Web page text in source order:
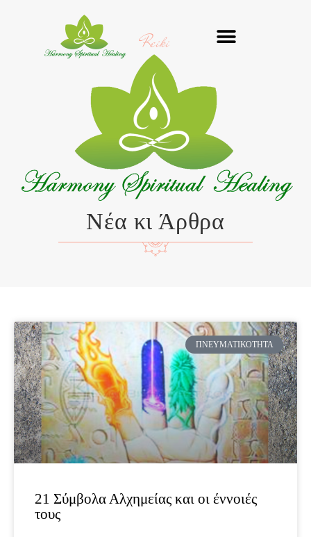
Reiki
Νέα κι Άρθρα
ΠΝΕΥΜΑΤΙΚΌΤΗΤΑ
21 Σύμβολα Αλχημείας και οι έννοιές
τους